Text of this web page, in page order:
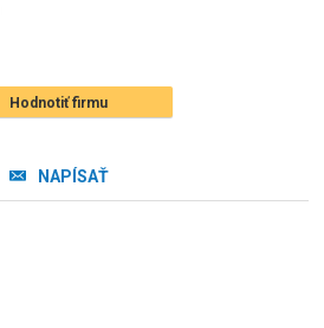
Hodnotiť firmu
NAPÍSAŤ